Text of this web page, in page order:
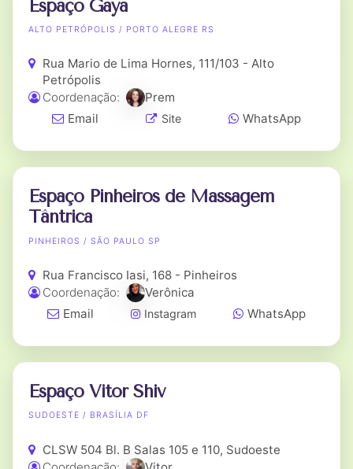
Espaço Gaya
ALTO PETRÓPOLIS / PORTO ALEGRE RS
Rua Mario de Lima Hornes, 111/103 - Alto
Petrópolis
Coordenação:
Prem
Email
Site WhatsApp
Espaço Pinheiros de Massagem
Tântrica
PINHEIROS / SÃO PAULO SP
Rua Francisco Iasi, 168 - Pinheiros
Coordenação:
Verônica
Email
Instagram WhatsApp
Espaço Vitor Shiv
SUDOESTE / BRASÍLIA DF
CLSW 504 Bl. B Salas 105 e 110, Sudoeste